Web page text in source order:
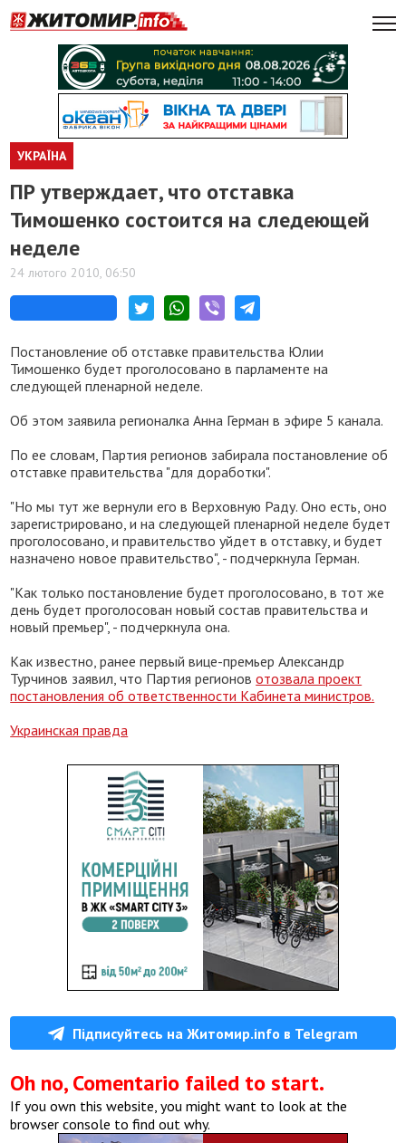
УКРАЇНА
ПР утверждает, что отставка
Тимошенко состоится на следеющей
неделе
24 лютого 2010, 06:50
Постановление об отставке правительства Юлии
Тимошенко будет проголосовано в парламенте на
следующей пленарной неделе.
Об этом заявила регионалка Анна Герман в эфире 5 канала.
По ее словам, Партия регионов забирала постановление об
отставке правительства "для доработки".
"Но мы тут же вернули его в Верховную Раду. Оно есть, оно
зарегистрировано, и на следующей пленарной неделе будет
проголосовано, и правительство уйдет в отставку, и будет
назначено новое правительство", - подчеркнула Герман.
"Как только постановление будет проголосовано, в тот же
день будет проголосован новый состав правительства и
новый премьер", - подчеркнула она.
Как известно, ранее первый вице-премьер Александр
Турчинов заявил, что Партия регионовотозвала проект
постановления об ответственности Кабинета министров.
Украинская правда
Підписуйтесь на Житомир.info в Telegram
Oh no, Comentario failed to start.
If you own this website, you might want to look at the
browser console to find out why.